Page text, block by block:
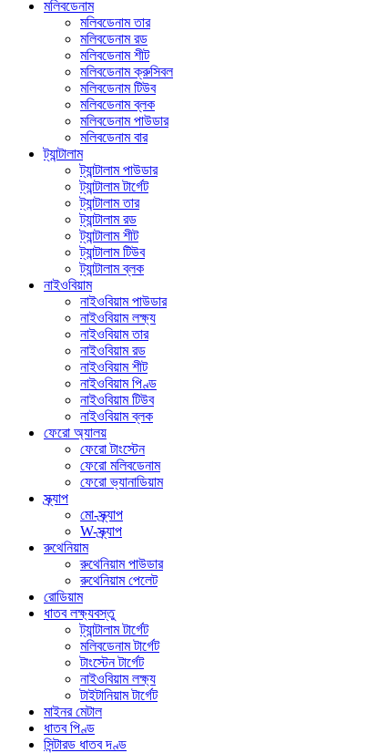
মলিবডেনাম
মলিবডেনাম তার
মলিবডেনাম রড
মলিবডেনাম শীট
মলিবডেনাম ক্রুসিবল
মলিবডেনাম টিউব
মলিবডেনাম ব্লক
মলিবডেনাম পাউডার
মলিবডেনাম বার
ট্যান্টালাম
ট্যান্টালাম পাউডার
ট্যান্টালাম টার্গেট
ট্যান্টালাম তার
ট্যান্টালাম রড
ট্যান্টালাম শীট
ট্যান্টালাম টিউব
ট্যান্টালাম ব্লক
নাইওবিয়াম
নাইওবিয়াম পাউডার
নাইওবিয়াম লক্ষ্য
নাইওবিয়াম তার
নাইওবিয়াম রড
নাইওবিয়াম শীট
নাইওবিয়াম পিণ্ড
নাইওবিয়াম টিউব
নাইওবিয়াম ব্লক
ফেরো অ্যালয়
ফেরো টাংস্টেন
ফেরো মলিবডেনাম
ফেরো ভ্যানাডিয়াম
স্ক্র্যাপ
মো-স্ক্র্যাপ
W-স্ক্র্যাপ
রুথেনিয়াম
রুথেনিয়াম পাউডার
রুথেনিয়াম পেলেট
রোডিয়াম
ধাতব লক্ষ্যবস্তু
ট্যান্টালাম টার্গেট
মলিবডেনাম টার্গেট
টাংস্টেন টার্গেট
নাইওবিয়াম লক্ষ্য
টাইটানিয়াম টার্গেট
মাইনর মেটাল
ধাতব পিণ্ড
সিন্টারড ধাতব দণ্ড